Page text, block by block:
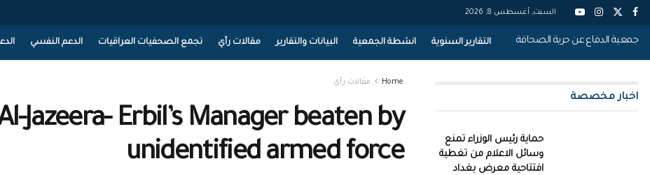
السبت, أغسطس 8, 2026
جمعية الدفاع عن حرية الصحافة التقارير السنوية انشطة الجمعية البيانات والتقارير مقالات رأي تجمع الصحفيات العراقيات الدعم النفسي
Home مقالات رأي
Jazeera- Erbil’s Manager beaten by
unidentified armed force
اخبار مخصصة
حماية رئيس الوزراء تمنع
وسائل الاعلام من تغطية
افتتاحية معرض بغداد